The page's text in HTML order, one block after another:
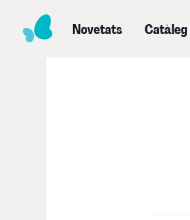
Novetats Catàleg